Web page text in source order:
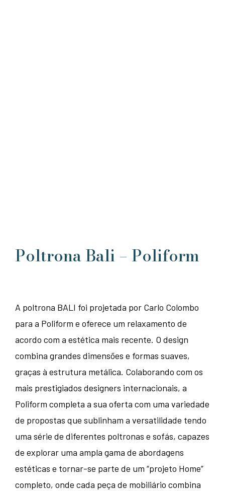
Poltrona Bali – Poliform
A poltrona BALI foi projetada por Carlo Colombo
para a Poliform e oferece um relaxamento de
acordo com a estética mais recente. O design
combina grandes dimensões e formas suaves,
graças à estrutura metálica. Colaborando com os
mais prestigiados designers internacionais, a
Poliform completa a sua oferta com uma variedade
de propostas que sublinham a versatilidade tendo
uma série de diferentes poltronas e sofás, capazes
de explorar uma ampla gama de abordagens
estéticas e tornar-se parte de um “projeto Home”
completo, onde cada peça de mobiliário combina